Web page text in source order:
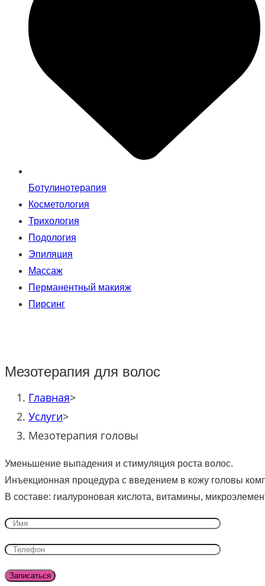
Ботулинотерапия
Косметология
Трихология
Подология
Эпиляция
Массаж
Перманентный макияж
Пирсинг
Мезотерапия для волос
Главная>
Услуги>
Мезотерапия головы
Уменьшение выпадения и стимуляция роста волос.
Инъекционная процедура с введением в кожу головы
В составе: гиалуроновая кислота, витамины,